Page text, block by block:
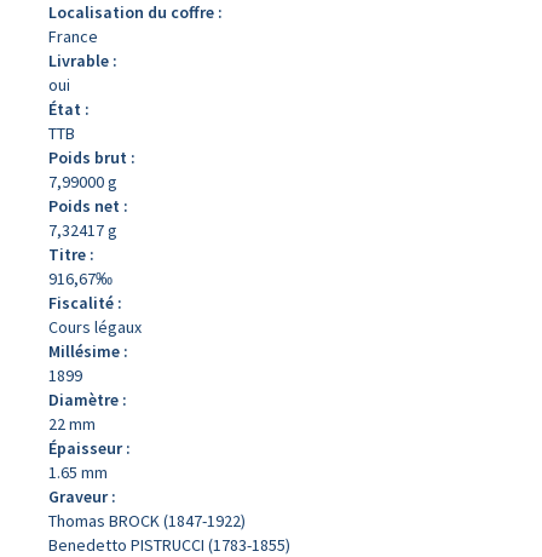
Localisation du coffre :
France
Livrable :
oui
État :
TTB
Poids brut :
7,99000 g
Poids net :
7,32417 g
Titre :
916,67‰
Fiscalité :
Cours légaux
Millésime :
1899
Diamètre :
22 mm
Épaisseur :
1.65 mm
Graveur :
Thomas BROCK (1847-1922)
Benedetto PISTRUCCI (1783-1855)